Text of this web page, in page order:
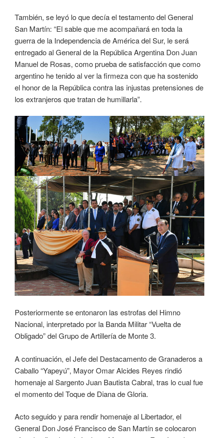
También, se leyó lo que decía el testamento del General
San Martín: “El sable que me acompañará en toda la
guerra de la Independencia de América del Sur, le será
entregado al General de la República Argentina Don Juan
Manuel de Rosas, como prueba de satisfacción que como
argentino he tenido al ver la firmeza con que ha sostenido
el honor de la República contra las injustas pretensiones de
los extranjeros que tratan de humillarla”.
Posteriormente se entonaron las estrofas del Himno
Nacional, interpretado por la Banda Militar “Vuelta de
Obligado” del Grupo de Artillería de Monte 3.
A continuación, el Jefe del Destacamento de Granaderos a
Caballo “Yapeyú”, Mayor Omar Alcides Reyes rindió
homenaje al Sargento Juan Bautista Cabral, tras lo cual fue
el momento del Toque de Diana de Gloria.
Acto seguido y para rendir homenaje al Libertador, el
General Don José Francisco de San Martín se colocaron